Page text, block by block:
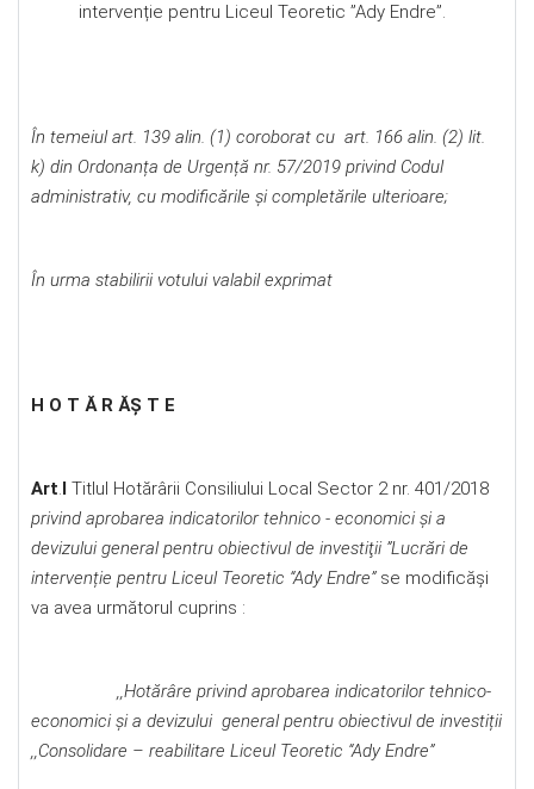
intervenție pentru Liceul Teoretic ”Ady Endre”.
În temeiul art. 139 alin. (1) coroborat cu art. 166 alin. (2) lit.
k) din Ordonanța de Urgență nr. 57/2019 privind Codul
administrativ, cu modificările și completările ulterioare;
În urma stabilirii votului valabil exprimat
H O T Ă R ĂȘ T E
Art.I Titlul Hotărârii Consiliului Local Sector 2 nr. 401/2018
privind aprobarea indicatorilor tehnico - economici şi a
devizului general pentru obiectivul de investiţii ”Lucrări de
intervenție pentru Liceul Teoretic “Ady Endre” se modificăși
va avea următorul cuprins :
,,Hotărâre privind aprobarea indicatorilor tehnico-
economici și a devizului general pentru obiectivul de investiții
,,Consolidare – reabilitare Liceul Teoretic “Ady Endre”